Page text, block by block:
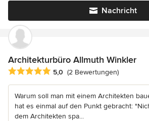
Nachricht
Architekturbüro Allmuth Winkler
Durchschnittliche Bewertung: 5 von 5
5,0 (2 Bewertungen)
Warum soll man mit einem Architekten
hat es einmal auf den Punkt gebracht:
dem Architekten spa...